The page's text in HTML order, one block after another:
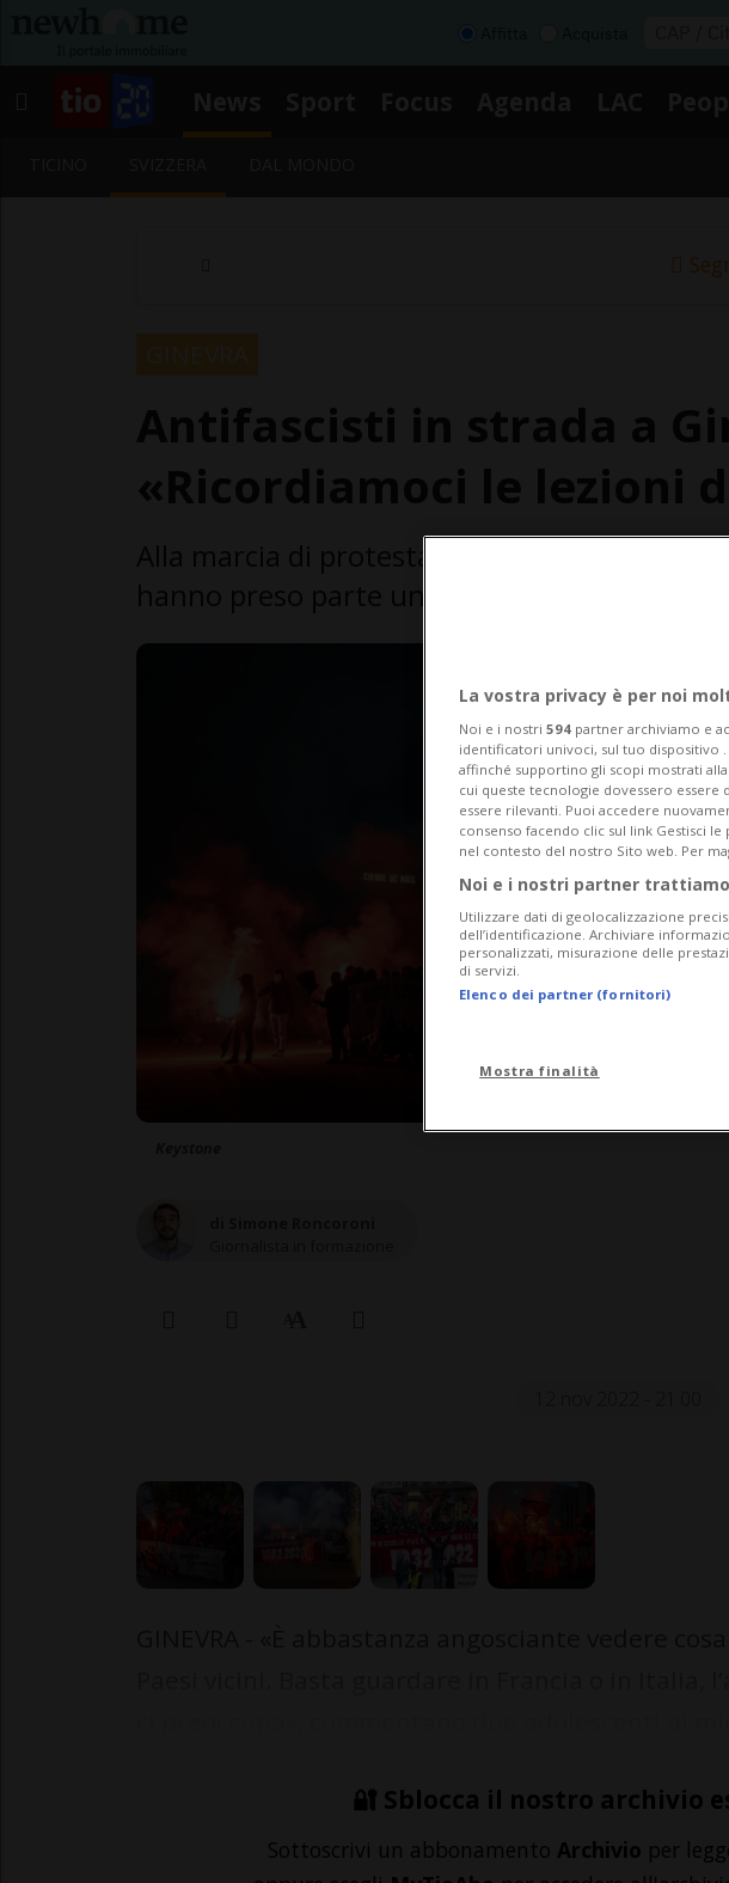
🔐 Sblocca il nostro archivio
Sottoscrivi un abbonamento Archivio per
La vostra privacy è per noi
Noi e i nostri 594 partner archiviamo e
identificatori univoci, sul tuo dispositivo
affinché supportino gli scopi mostrati
cui queste tecnologie dovessero
essere rilevanti. Puoi accedere
consenso facendo clic sul link Gestisci
nel contesto del nostro Sito web. Per
Noi e i nostri partner
Utilizzare dati di geolocalizzazione
dell’identificazione. Archiviare
personalizzati, misurazione delle
di servizi.
Elenco dei partner (fornitori)
Mostra finalità